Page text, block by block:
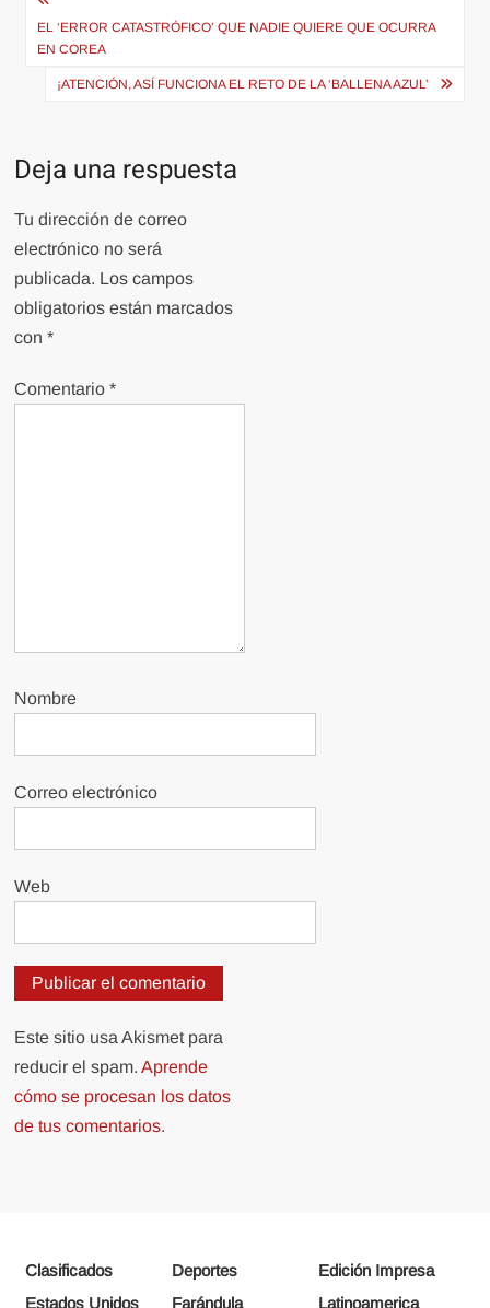
de
entradas
EL ‘ERROR CATASTRÓFICO’ QUE NADIE QUIERE QUE OCURRA
EN COREA
¡ATENCIÓN, ASÍ FUNCIONA EL RETO DE LA ‘BALLENA AZUL’
Deja una respuesta
Tu dirección de correo
electrónico no será
publicada. Los campos
obligatorios están marcados
con*
Comentario*
Nombre
Correo electrónico
Web
Este sitio usa Akismet para
reducir el spam.Aprende
cómo se procesan los datos
de tus comentarios.
Clasificados Deportes
Edición Impresa
Estados Unidos
Farándula Latinoamerica